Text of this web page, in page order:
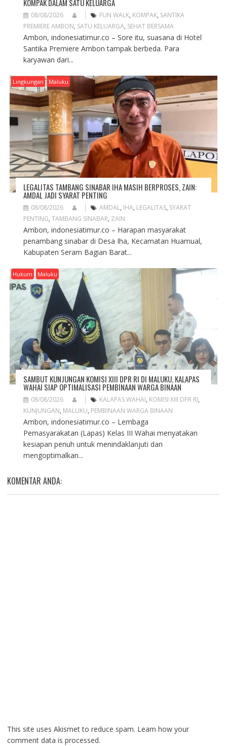
KOMPAK DALAM SATU KELUARGA
08/08/2026 FUN WALK, KOMPAK, SANTIKA
PREMIERE AMBON, SATU KELUARGA, SEHAT BERSAMA
Ambon, indonesiatimur.co – Sore itu, suasana di Hotel
Santika Premiere Ambon tampak berbeda. Para
karyawan dari...
Lingkungan Maluku
LEGALITAS TAMBANG SINABAR IHA MASIH BERPROSES, ZAIN:
AMDAL JADI SYARAT PENTING
08/08/2026 AMDAL, IHA, LEGALITAS, SYARAT
PENTING, TAMBANG SINABAR, ZAIN
Ambon, indonesiatimur.co – Harapan masyarakat
penambang sinabar di Desa Iha, Kecamatan Huamual,
Kabupaten Seram Bagian Barat...
Hukum Maluku
SAMBUT KUNJUNGAN KOMISI XIII DPR RI DI MALUKU, KALAPAS
WAHAI SIAP OPTIMALISASI PEMBINAAN WARGA BINAAN
08/08/2026 KALAPAS WAHAI, KOMISI XIII DPR RI,
KUNJUNGAN, MALUKU, PEMBINAAN WARGA BINAAN
Ambon, indonesiatimur.co – Lembaga
Pemasyarakatan (Lapas) Kelas III Wahai menyatakan
kesiapan penuh untuk menindaklanjuti dan
mengoptimalkan...
KOMENTAR ANDA:
This site uses Akismet to reduce spam. Learn how your
comment data is processed.